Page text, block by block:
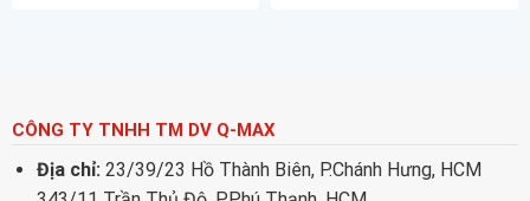
CÔNG TY TNHH TM DV Q-MAX
Địa chỉ: 23/39/23 Hồ Thành Biên, P.Chánh Hưng, HCM